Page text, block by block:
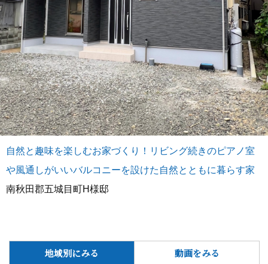
自然と趣味を楽しむお家づくり！リビング続きのピアノ室
や風通しがいいバルコニーを設けた自然とともに暮らす家
南秋田郡五城目町H様邸
地域別にみる
動画をみる